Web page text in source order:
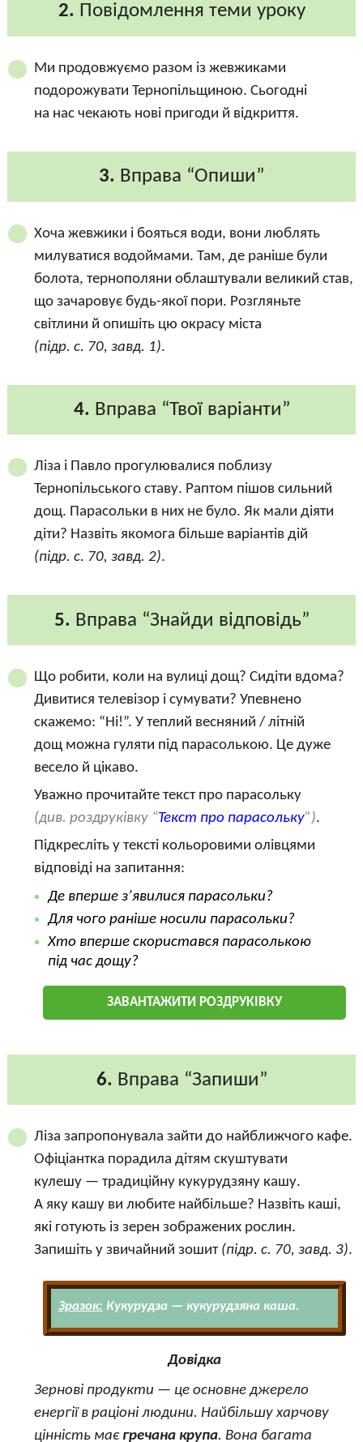
2. Повідомлення теми уроку
Ми продовжуємо разом із жевжиками
подорожувати Тернопільщиною. Сьогодні
на нас чекають нові пригоди й відкриття.
3. Вправа “Опиши”
Хоча жевжики і бояться води, вони люблять
милуватися водоймами. Там, де раніше були
болота, тернополяни облаштували великий став,
що зачаровує будь-якої пори. Розгляньте
світлини й опишіть цю окрасу міста
(підр. с. 70, завд. 1).
4. Вправа “Твої варіанти”
Ліза і Павло прогулювалися поблизу
Тернопільського ставу. Раптом пішов сильний
дощ. Парасольки в них не було. Як мали діяти
діти? Назвіть якомога більше варіантів дій
(підр. с. 70, завд. 2).
5. Вправа “Знайди відповідь”
Що робити, коли на вулиці дощ? Сидіти вдома?
Дивитися телевізор і сумувати? Упевнено
скажемо: “Ні!”. У теплий весняний / літній
дощ можна гуляти під парасолькою. Це дуже
весело й цікаво.
Уважно прочитайте текст про парасольку
(див. роздруківку “Текст про парасольку”).
Підкресліть у тексті кольоровими олівцями
відповіді на запитання:
Де вперше з’явилися парасольки?
Для чого раніше носили парасольки?
Хто вперше скористався парасолькою
під час дощу?
ЗАВАНТАЖИТИ РОЗДРУКІВКУ
6. Вправа “Запиши”
Ліза запропонувала зайти до найближчого кафе.
Офіціантка порадила дітям скуштувати
кулешу — традиційну кукурудзяну кашу.
А яку кашу ви любите найбільше? Назвіть каші,
які готують із зерен зображених рослин.
Запишіть у звичайний зошит (підр. с. 70, завд. 3).
Зразок: Кукурудза — кукурудзяна каша.
Довідка
Зернові продукти — це основне джерело
енергії в раціоні людини. Найбільшу харчову
цінність має гречана крупа. Вона багата